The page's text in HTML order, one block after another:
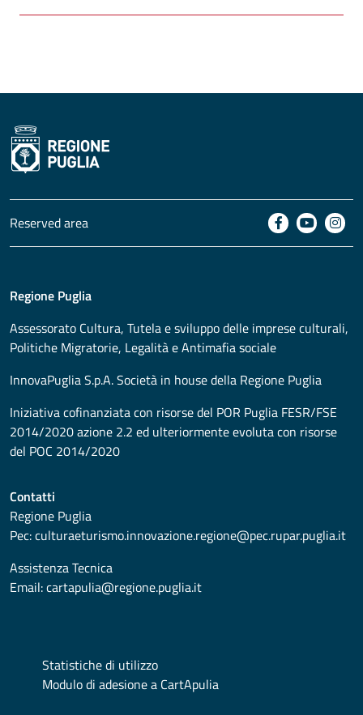
Reserved area
Regione Puglia
Assessorato Cultura, Tutela e sviluppo delle imprese culturali,
Politiche Migratorie, Legalità e Antimafia sociale
InnovaPuglia S.p.A. Società in house della Regione Puglia
Iniziativa cofinanziata con risorse del POR Puglia FESR/FSE
2014/2020 azione 2.2 ed ulteriormente evoluta con risorse
del POC 2014/2020
Contatti
Regione Puglia
Pec:culturaeturismo.innovazione.regione@pec.rupar.puglia.it
Assistenza Tecnica
Email:cartapulia@regione.puglia.it
Statistiche di utilizzo
Modulo di adesione a CartApulia